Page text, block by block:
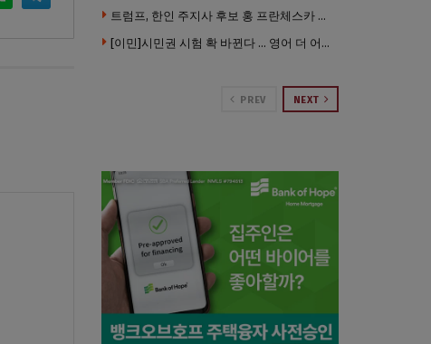
트럼프, 한인 주지사 후보 홍 프란체스카 정조준 … “미치광이다”
[이민]시민권 시험 확 바뀐다 … 영어 더 어렵게, 민간시험 도입 추진
PREV NEXT